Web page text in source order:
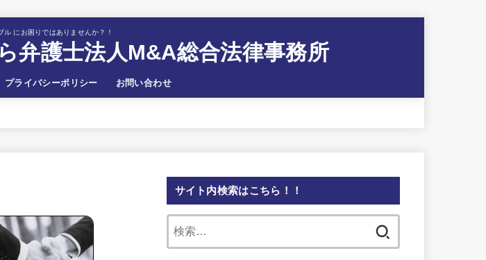
ル にお困りではありませんか？！
弁護士法人M&A総合法律事務所
プライバシーポリシー お問い合わせ
サイト内検索はこちら！！